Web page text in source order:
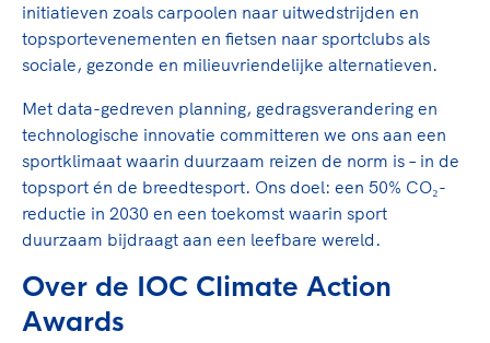
Lees verder
initiatieven zoals carpoolen naar uitwedstrijden en
topsportevenementen en fietsen naar sportclubs als
sociale, gezonde en milieuvriendelijke alternatieven.
Met data-gedreven planning, gedragsverandering en
technologische innovatie committeren we ons aan een
sportklimaat waarin duurzaam reizen de norm is – in de
topsport én de breedtesport. Ons doel: een 50% CO₂-
reductie in 2030 en een toekomst waarin sport
duurzaam bijdraagt aan een leefbare wereld.
Over de IOC Climate Action
Awards